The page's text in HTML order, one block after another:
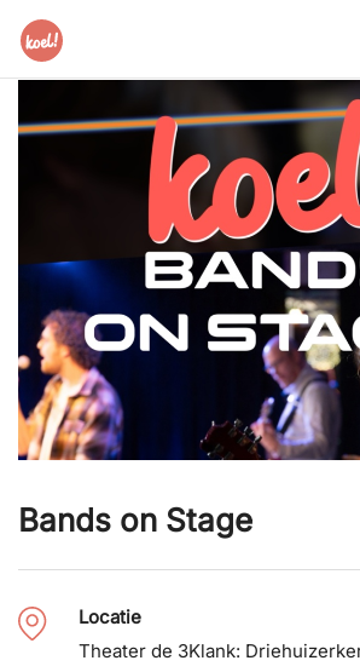
Bands on Stage
Locatie
Theater de 3Klank: